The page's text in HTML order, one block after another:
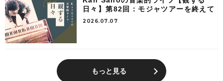
日々】第82回：モジャツアーを終えて
2026.07.07
もっと見る